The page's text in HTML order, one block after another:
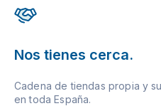
Nos tienes cerca.
Cadena de tiendas propia y
en toda España.